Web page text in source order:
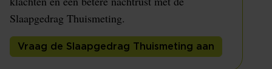
Slaapgedrag Thuismeting.
Vraag de Slaapgedrag Thuismeting aan